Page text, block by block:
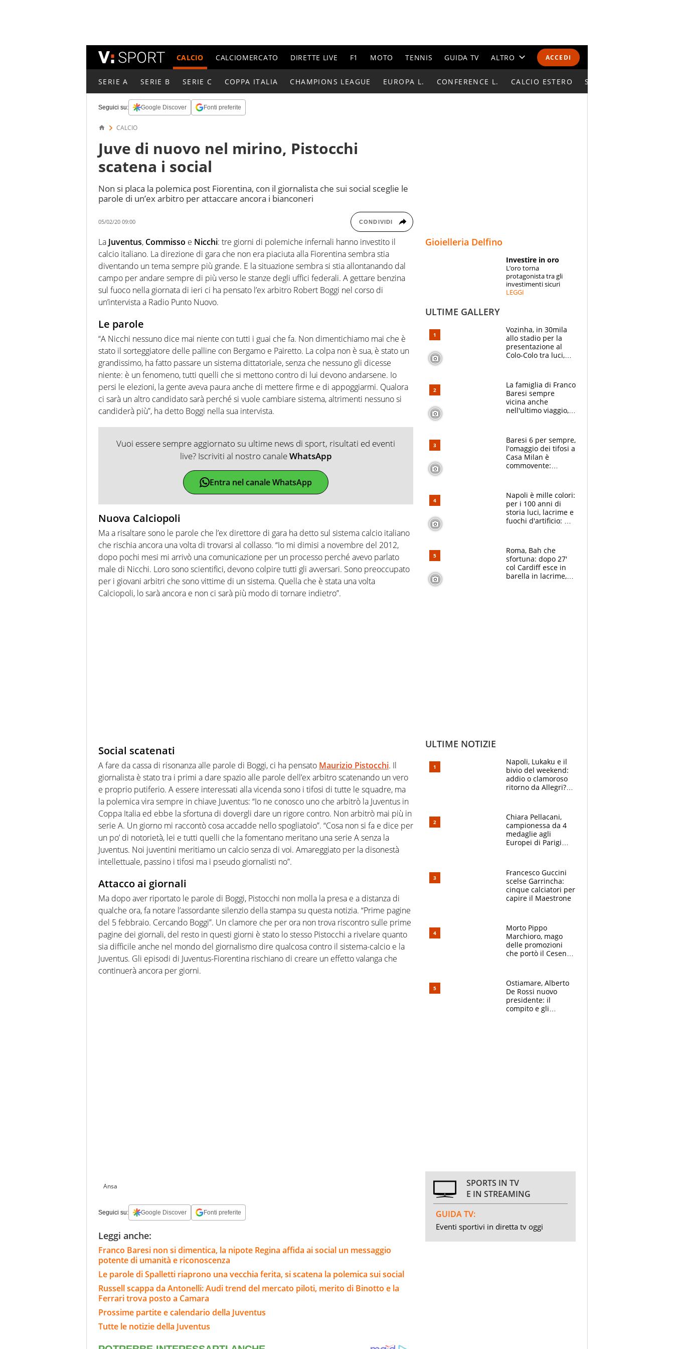
ACCEDI
CALCIO CALCIOMERCATO DIRETTE LIVE F1 MOTO TENNIS GUIDA TV ALTRO
CALENDARI E CLASSIFICHE
ESPERTI
SERIE A SERIE B SERIE C COPPA ITALIA CHAMPIONS LEAGUE EUROPA L. CONFERENCE L. CALCIO ESTERO SUPERCOPPA
Seguici su: Google Discover Fonti preferite
CALCIO
Juve di nuovo nel mirino, Pistocchi
scatena i social
Non si placa la polemica post Fiorentina, con il giornalista che sui social sceglie le
parole di un’ex arbitro per attaccare ancora i bianconeri
05/02/20 09:00 CONDIVIDI
La Juventus, Commisso e Nicchi: tre giorni di polemiche infernali hanno investito il
calcio italiano. La direzione di gara che non era piaciuta alla Fiorentina sembra stia
diventando un tema sempre più grande. E la situazione sembra si stia allontanando dal
campo per andare sempre di più verso le stanze degli uffici federali. A gettare benzina
sul fuoco nella giornata di ieri ci ha pensato l’ex arbitro Robert Boggi nel corso di
un’intervista a Radio Punto Nuovo.
Le parole
“A Nicchi nessuno dice mai niente con tutti i guai che fa. Non dimentichiamo mai che è
stato il sorteggiatore delle palline con Bergamo e Pairetto. La colpa non è sua, è stato un
grandissimo, ha fatto passare un sistema dittatoriale, senza che nessuno gli dicesse
niente: è un fenomeno, tutti quelli che si mettono contro di lui devono andarsene. Io
persi le elezioni, la gente aveva paura anche di mettere firme e di appoggiarmi. Qualora
ci sarà un altro candidato sarà perché si vuole cambiare sistema, altrimenti nessuno si
candiderà più”, ha detto Boggi nella sua intervista.
Vuoi essere sempre aggiornato su ultime news di sport, risultati ed eventi
live? Iscriviti al nostro canaleWhatsApp
Entra nel canale WhatsApp
Nuova Calciopoli
Ma a risaltare sono le parole che l’ex direttore di gara ha detto sul sistema calcio italiano
che rischia ancora una volta di trovarsi al collasso. “Io mi dimisi a novembre del 2012,
dopo pochi mesi mi arrivò una comunicazione per un processo perché avevo parlato
male di Nicchi. Loro sono scientifici, devono colpire tutti gli avversari. Sono preoccupato
per i giovani arbitri che sono vittime di un sistema. Quella che è stata una volta
Calciopoli, lo sarà ancora e non ci sarà più modo di tornare indietro”.
Social scatenati
A fare da cassa di risonanza alle parole di Boggi, ci ha pensato Maurizio Pistocchi. Il
giornalista è stato tra i primi a dare spazio alle parole dell’ex arbitro scatenando un vero
e proprio putiferio. A essere interessati alla vicenda sono i tifosi di tutte le squadre, ma
la polemica vira sempre in chiave Juventus: “Io ne conosco uno che arbitrò la Juventus in
Coppa Italia ed ebbe la sfortuna di dovergli dare un rigore contro. Non arbitrò mai più in
serie A. Un giorno mi raccontò cosa accadde nello spogliatoio”. “Cosa non si fa e dice per
un po’ di notorietà, lei e tutti quelli che la fomentano meritano una serie A senza la
Juventus. Noi juventini meritiamo un calcio senza di voi. Amareggiato per la disonestà
intellettuale, passino i tifosi ma i pseudo giornalisti no”.
Attacco ai giornali
Ma dopo aver riportato le parole di Boggi, Pistocchi non molla la presa e a distanza di
qualche ora, fa notare l’assordante silenzio della stampa su questa notizia. “Prime pagine
del 5 febbraio. Cercando Boggi”. Un clamore che per ora non trova riscontro sulle prime
pagine dei giornali, del resto in questi giorni è stato lo stesso Pistocchi a rivelare quanto
sia difficile anche nel mondo del giornalismo dire qualcosa contro il sistema-calcio e la
Juventus. Gli episodi di Juventus-Fiorentina rischiano di creare un effetto valanga che
continuerà ancora per giorni.
Ansa
Seguici su: Google Discover Fonti preferite
Leggi anche:
Franco Baresi non si dimentica, la nipote Regina affida ai social un messaggio
potente di umanità e riconoscenza
Le parole di Spalletti riaprono una vecchia ferita, si scatena la polemica sui social
Russell scappa da Antonelli: Audi trend del mercato piloti, merito di Binotto e la
Ferrari trova posto a Camara
Prossime partite e calendario della Juventus
Tutte le notizie della Juventus
Gioielleria Delfino
Investire in oro
L’oro torna
protagonista tra gli
investimenti sicuri
LEGGI
ULTIME GALLERY
Vozinha, in 30mila
allo stadio per la
presentazione al
Colo-Colo tra luci,
La famiglia di Franco
Baresi sempre
vicina anche
nell'ultimo viaggio,
circondati
dall'affetto dei tifosi
Baresi 6 per sempre,
l'omaggio dei tifosi a
Casa Milan è
commovente:
bigliettini
Napoli è mille colori:
per i 100 anni di
storia luci, lacrime e
fuochi d'artificio: De
Roma, Bah che
sfortuna: dopo 27'
col Cardiff esce in
barella in lacrime,
ULTIME NOTIZIE
Napoli, Lukaku e il
bivio del weekend:
addio o clamoroso
ritorno da Allegri?
Chiara Pellacani,
campionessa da 4
medaglie agli
Europei di Parigi
giornalista, mamma
Francesca
Insegnante e il
fratello calciatore
Francesco Guccini
scelse Garrincha:
cinque calciatori per
capire il Maestrone
Morto Pippo
Marchioro, mago
delle promozioni
che portò il Cesena
di Baresi
Ostiamare, Alberto
De Rossi nuovo
presidente: il
compito e gli
SPORTS IN TV
E IN STREAMING
GUIDA TV:
Eventi sportivi in diretta tv oggi